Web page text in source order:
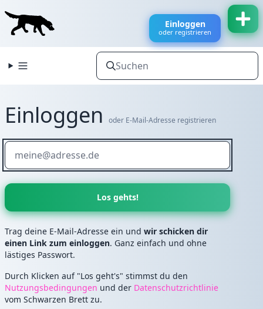
Einloggen
oder registrieren
Einloggen oder E-Mail-Adresse registrieren
Trag deine E-Mail-Adresse ein und wir schicken dir
einen Link zum einloggen. Ganz einfach und ohne
lästiges Passwort.
Durch Klicken auf "Los geht's" stimmst du den
Nutzungsbedingungen und der Datenschutzrichtlinie
vom Schwarzen Brett zu.